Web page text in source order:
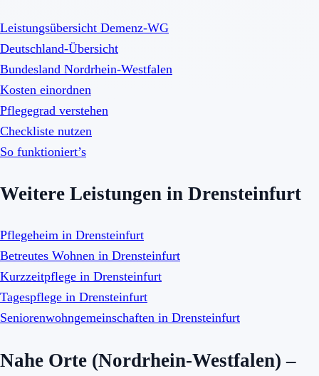
Leistungsübersicht Demenz-WG
Deutschland-Übersicht
Bundesland Nordrhein-Westfalen
Kosten einordnen
Pflegegrad verstehen
Checkliste nutzen
So funktioniert’s
Weitere Leistungen in Drensteinfurt
Pflegeheim in Drensteinfurt
Betreutes Wohnen in Drensteinfurt
Kurzzeitpflege in Drensteinfurt
Tagespflege in Drensteinfurt
Seniorenwohngemeinschaften in Drensteinfurt
Nahe Orte (Nordrhein-Westfalen) –